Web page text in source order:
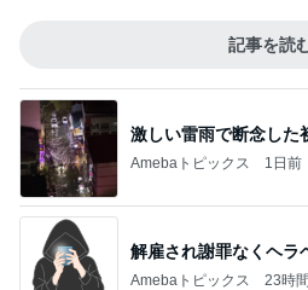
Amebaトピックス 23時間
夫に無理だと思い荷物
Amebaトピックス 11時間